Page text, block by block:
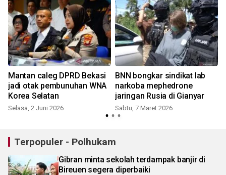
Mantan caleg DPRD Bekasi
jadi otak pembunuhan WNA
Korea Selatan
Selasa, 2 Juni 2026
BNN bongkar sindikat lab
narkoba mephedrone
jaringan Rusia di Gianyar
Sabtu, 7 Maret 2026
Terpopuler - Polhukam
Gibran minta sekolah terdampak banjir di
Bireuen segera diperbaiki